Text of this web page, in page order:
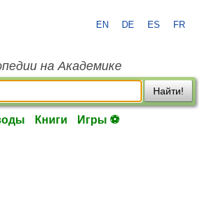
EN DE ES FR
на Академике
Найти!
Книги Игры ⚽